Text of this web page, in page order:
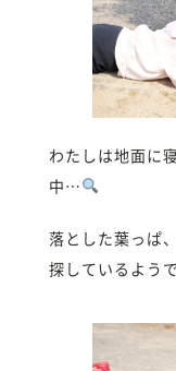
わたしは地面に
中…
落とした葉っぱ
探しているよう